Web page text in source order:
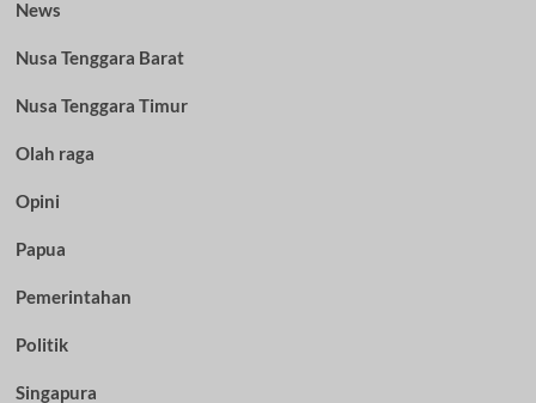
News
Nusa Tenggara Barat
Nusa Tenggara Timur
Olah raga
Opini
Papua
Pemerintahan
Politik
Singapura